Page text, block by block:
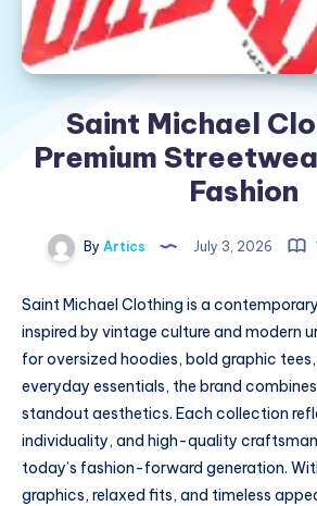
Saint Michael
Premium
Fashion
By Artics July 3, 2026
Saint Michael Clothing is a
inspired by vintage culture and modern
for oversized hoodies, bold graphic
everyday essentials, the brand
standout aesthetics. Each collection
individuality, and high-quality
today’s fashion-forward generation.
graphics, relaxed fits, and timeless